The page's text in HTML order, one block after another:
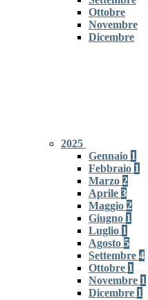
Ottobre
Novembre
Dicembre
2025
Gennaio 1
Febbraio 1
Marzo 2
Aprile 3
Maggio 2
Giugno 1
Luglio 1
Agosto 5
Settembre 4
Ottobre 1
Novembre 1
Dicembre 1